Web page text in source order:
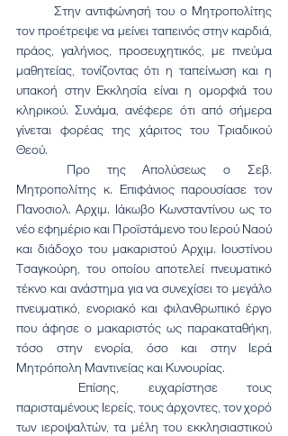
	Στην αντιφώνησή του ο Μητροπολίτης
τον προέτρεψε να μείνει ταπεινός στην καρδιά,
πράος, γαλήνιος, προσευχητικός, με πνεύμα
μαθητείας, τονίζοντας ότι η ταπείνωση και η
υπακοή στην Εκκλησία είναι η ομορφιά του
κληρικού. Συνάμα, ανέφερε ότι από σήμερα
γίνεται φορέας της χάριτος του Τριαδικού
Θεού.
Μητροπολίτης κ. Επιφάνιος παρουσίασε τον
Πανοσιολ. Αρχιμ. Ιάκωβο Κωνσταντίνου ως το
νέο εφημέριο και Προϊστάμενο του Ιερού Ναού
και διάδοχο του μακαριστού Αρχιμ. Ιουστίνου
Τσαγκούρη, του οποίου αποτελεί πνευματικό
τέκνο και ανάστημα για να συνεχίσει το μεγάλο
πνευματικό, ενοριακό και φιλανθρωπικό έργο
που άφησε ο μακαριστός ως παρακαταθήκη,
τόσο στην ενορία, όσο και στην Ιερά
Μητρόπολη Μαντινείας και Κυνουρίας.
παρισταμένους Ιερείς, τους άρχοντες, τον χορό
των ιεροψαλτών, τα μέλη του εκκλησιαστικού